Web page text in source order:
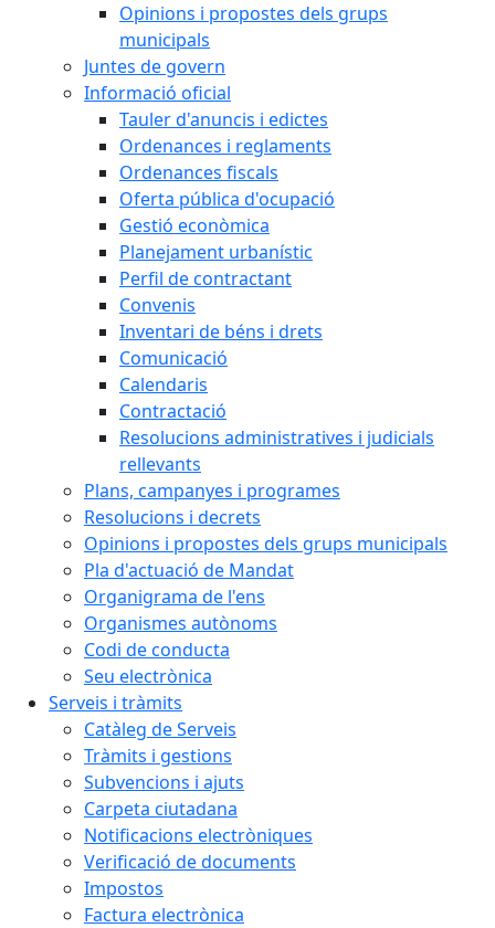
Opinions i propostes dels grups
municipals
Juntes de govern
Informació oficial
Tauler d'anuncis i edictes
Ordenances i reglaments
Ordenances fiscals
Oferta pública d'ocupació
Gestió econòmica
Planejament urbanístic
Perfil de contractant
Convenis
Inventari de béns i drets
Comunicació
Calendaris
Contractació
Resolucions administratives i judicials
rellevants
Plans, campanyes i programes
Resolucions i decrets
Opinions i propostes dels grups municipals
Pla d'actuació de Mandat
Organigrama de l'ens
Organismes autònoms
Codi de conducta
Seu electrònica
Serveis i tràmits
Catàleg de Serveis
Tràmits i gestions
Subvencions i ajuts
Carpeta ciutadana
Notificacions electròniques
Verificació de documents
Impostos
Factura electrònica